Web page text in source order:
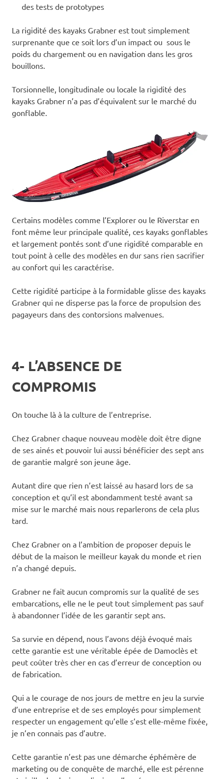
des tests de prototypes
La rigidité des kayaks Grabner est tout simplement
surprenante que ce soit lors d’un impact ou sous le
poids du chargement ou en navigation dans les gros
bouillons.
Torsionnelle, longitudinale ou locale la rigidité des
kayaks Grabner n’a pas d’équivalent sur le marché du
gonflable.
Certains modèles comme l’Explorer ou le Riverstar en
font même leur principale qualité, ces kayaks gonflables
et largement pontés sont d’une rigidité comparable en
tout point à celle des modèles en dur sans rien sacrifier
au confort qui les caractérise.
Cette rigidité participe à la formidable glisse des kayaks
Grabner qui ne disperse pas la force de propulsion des
pagayeurs dans des contorsions malvenues.
4- L’ABSENCE DE
COMPROMIS
On touche là à la culture de l’entreprise.
Chez Grabner chaque nouveau modèle doit être digne
de ses ainés et pouvoir lui aussi bénéficier des sept ans
de garantie malgré son jeune âge.
Autant dire que rien n’est laissé au hasard lors de sa
conception et qu’il est abondamment testé avant sa
mise sur le marché mais nous reparlerons de cela plus
tard.
Chez Grabner on a l’ambition de proposer depuis le
début de la maison le meilleur kayak du monde et rien
n’a changé depuis.
Grabner ne fait aucun compromis sur la qualité de ses
embarcations, elle ne le peut tout simplement pas sauf
à abandonner l’idée de les garantir sept ans.
Sa survie en dépend, nous l’avons déjà évoqué mais
cette garantie est une véritable épée de Damoclès et
peut coûter très cher en cas d’erreur de conception ou
de fabrication.
Qui a le courage de nos jours de mettre en jeu la survie
d’une entreprise et de ses employés pour simplement
respecter un engagement qu’elle s’est elle-même fixée,
je n’en connais pas d’autre.
Cette garantie n’est pas une démarche éphémère de
marketing ou de conquête de marché, elle est pérenne